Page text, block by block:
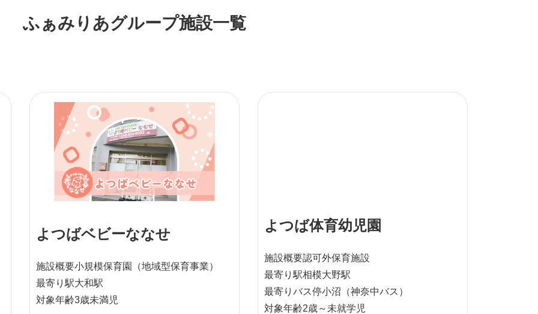
ふぁみりあグループ施設一覧
よつばベビーななせ
施設概要小規模保育園
（地域型保育事業）
最寄り駅大和駅
対象年齢3歳未満児
よつば体育幼児園
施設概要認可外保育施設
最寄り駅相模大野駅
最寄りバス停小沼（神奈中バス）
対象年齢2歳～未就学児